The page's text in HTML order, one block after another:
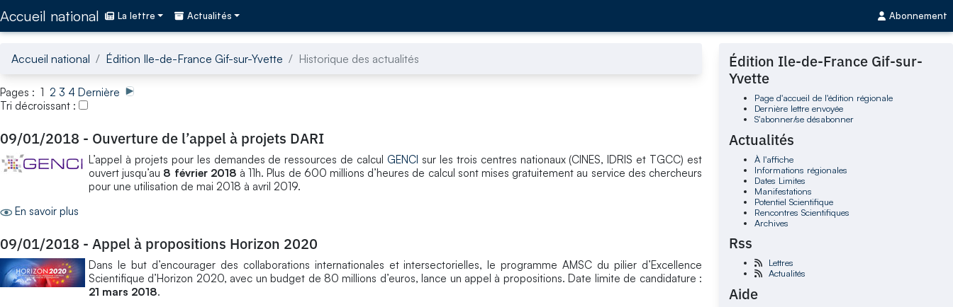
Accueil national La lettre Actualités Abonnement
Accueil national Édition Ile-de-France Gif-sur-Yvette Historique des actualités
Pages : 1 2 3 4 Dernière
Tri décroissant :
09/01/2018 - Ouverture de l’appel à projets DARI
L’appel à projets pour les demandes de ressources de calcul GENCI sur les trois centres nationaux (CINES, IDRIS et TGCC) est
ouvert jusqu’au 8 février 2018 à 11h. Plus de 600 millions d’heures de calcul sont mises gratuitement au service des chercheurs
pour une utilisation de mai 2018 à avril 2019.
En savoir plus
09/01/2018 - Appel à propositions Horizon 2020
Dans le but d’encourager des collaborations internationales et intersectorielles, le programme AMSC du pilier d’Excellence
Scientifique d’Horizon 2020, avec un budget de 80 millions d’euros, lance un appel à propositions. Date limite de candidature :
21 mars 2018.
Édition Ile-de-France Gif-sur-
Yvette
Page d'accueil de l'édition régionale
Dernière lettre envoyée
S'abonner/se désabonner
Actualités
À l'affiche
Informations régionales
Dates Limites
Manifestations
Potentiel Scientifique
Rencontres Scientifiques
Archives
Rss
Lettres
Actualités
Aide